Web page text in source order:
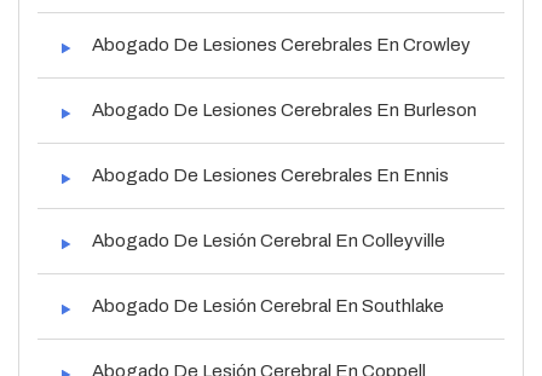
Abogado De Lesiones Cerebrales En Crowley
Abogado De Lesiones Cerebrales En Burleson
Abogado De Lesiones Cerebrales En Ennis
Abogado De Lesión Cerebral En Colleyville
Abogado De Lesión Cerebral En Southlake
Abogado De Lesión Cerebral En Coppell